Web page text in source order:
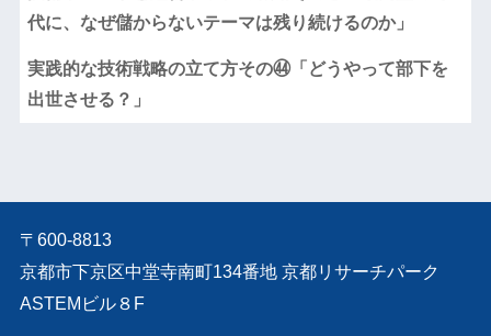
代に、なぜ儲からないテーマは残り続けるのか」
実践的な技術戦略の立て方その㊹「どうやって部下を
出世させる？」
〒600-8813
京都市下京区中堂寺南町134番地 京都リサーチパーク
ASTEMビル８F